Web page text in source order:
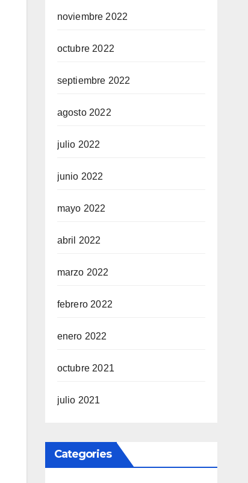
noviembre 2022
octubre 2022
septiembre 2022
agosto 2022
julio 2022
junio 2022
mayo 2022
abril 2022
marzo 2022
febrero 2022
enero 2022
octubre 2021
julio 2021
Categories